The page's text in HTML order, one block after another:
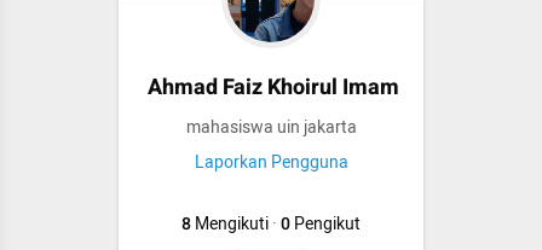
Ahmad Faiz Khoirul Imam
mahasiswa uin jakarta
Laporkan Pengguna
8Mengikuti·0Pengikut